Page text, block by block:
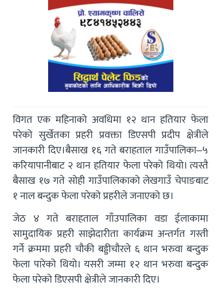
विगत एक महिनाको अवधिमा १२ थान हतियार फेला
परेको सुर्खेतका प्रहरी प्रवक्ता डिएसपी प्रदीप क्षेत्रीले
जानकारी दिए।बैसाख १६ गते बराहताल गाउँपालिका–५
करियापानीबाट २ थान हतियार फेला परेको थियो। त्यस्तै
बैसाख १७ गते सोही गाउँपालिकाको लेखगाउँ चेपाङबाट
१ नाल बन्दुक फेला परेको प्रहरीले जनाएको छ।
जेठ ४ गते बराहताल गाँउपालिका वडा ईलाकामा
सामुदायिक प्रहरी साझेदारीता कार्यक्रम अन्तर्गत गस्ती
गर्ने क्रममा प्रहरी चौकी बड्डीचौरले ६ थान भरुवा बन्दुक
फेला पारेको थियो। यसरी जम्मा १२ थान भरुवा बन्दुक
फेला परेको डिएसपी क्षेत्रीले जानकारी दिए।